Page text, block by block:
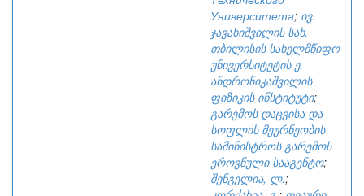
Университета; ივ.
ჯავახიშვილის სახ.
თბილისის სახელმწიფო
უნივერსიტეტის ე.
ანდრონიკაშვილის
ფიზიკის ინსტიტუტი;
გარემოს დაცვისა და
სოფლის მეურნეობის
სამინისტროს გარემოს
ეროვნული სააგენტო;
შენგელია, ლ.;